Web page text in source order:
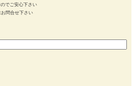
でご安心下さい
問合せ下さい